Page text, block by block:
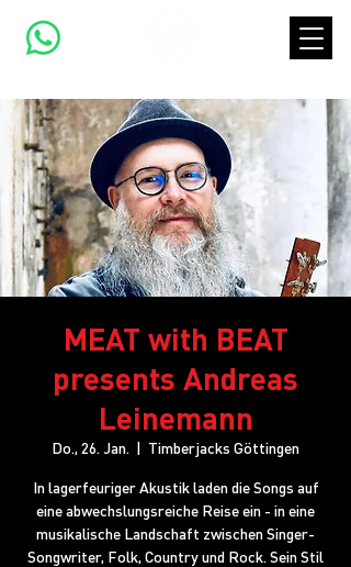
MEAT with BEAT
presents Andreas
Leinemann
Do., 26. Jan.
  |
Timberjacks Göttingen
In lagerfeuriger Akustik laden die Songs auf
eine abwechslungsreiche Reise ein - in eine
musikalische Landschaft zwischen Singer-
Songwriter, Folk, Country und Rock. Sein Stil